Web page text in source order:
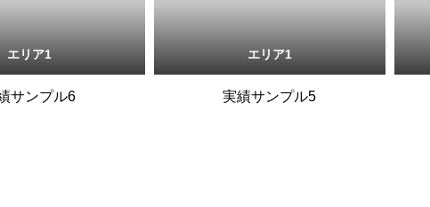
エリア1
サンプル6
エリア1
実績サンプル5